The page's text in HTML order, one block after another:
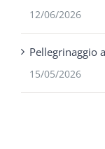
12/06/2026
Pellegrinaggio
15/05/2026